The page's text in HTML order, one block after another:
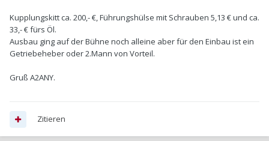
Kupplungskitt ca. 200,- €, Führungshülse mit Schrauben 5,13 € und ca.
33,- € fürs Öl.
Ausbau ging auf der Bühne noch alleine aber für den Einbau ist ein
Getriebeheber oder 2.Mann von Vorteil.
Gruß A2ANY.
Zitieren